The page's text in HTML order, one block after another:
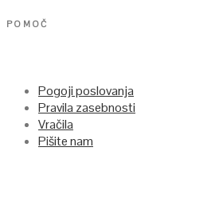
POMOČ
Pogoji poslovanja
Pravila zasebnosti
Vračila
Pišite nam